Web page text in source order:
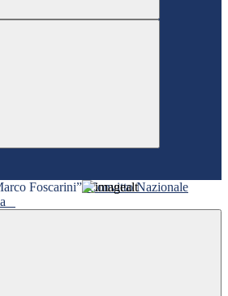
Convitto Nazionale